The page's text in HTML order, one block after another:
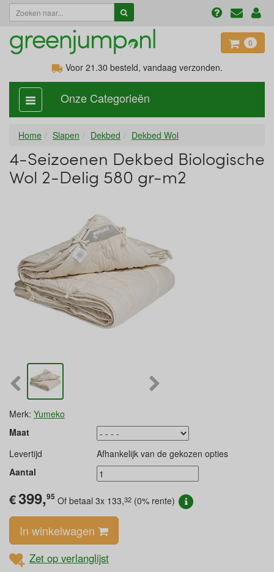
0
Voor 21.30 besteld, vandaag verzonden.
categorie
aan,
Onze Categorieën
Home Slapen Dekbed Dekbed Wol
4-Seizoenen Dekbed Biologische
Wol 2-Delig 580 gr-m2
Merk: Yumeko
Maat
Levertijd
Afhankelijk van de gekozen opties
Aantal
€399,95 Of betaal 3x 133,32 (0% rente)
In winkelwagen
Zet op verlanglijst